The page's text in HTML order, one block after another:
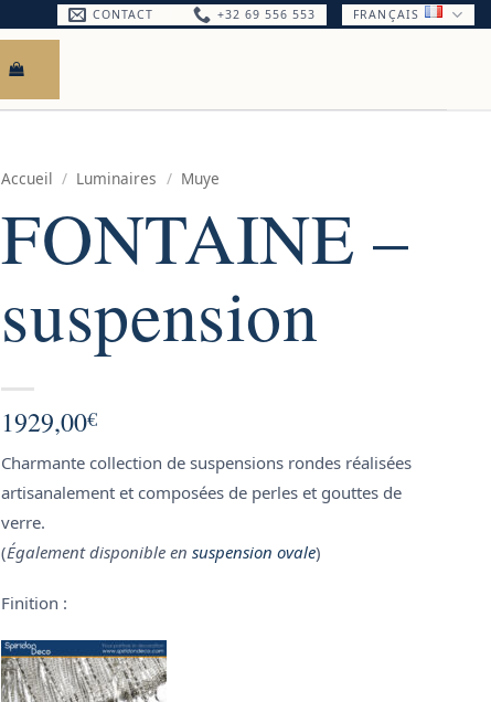
CONTACT +32 69 556 553 FRANÇAIS
Accueil / Luminaires / Muye
FONTAINE –
suspension
1929,00€
Charmante collection de suspensions rondes réalisées
artisanalement et composées de perles et gouttes de
verre.
(Également disponible ensuspension ovale)
Finition :